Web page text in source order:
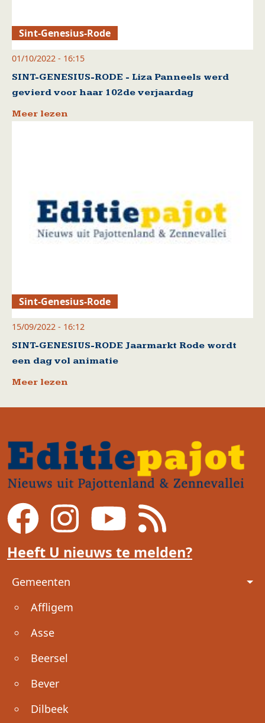
Sint-Genesius-Rode
01/10/2022 - 16:15
SINT-GENESIUS-RODE - Liza Panneels werd
gevierd voor haar 102de verjaardag
Meer lezen
Sint-Genesius-Rode
15/09/2022 - 16:12
SINT-GENESIUS-RODE Jaarmarkt Rode wordt
een dag vol animatie
Meer lezen
Heeft U nieuws te melden?
Voet
Gemeenten
Affligem
Asse
Beersel
Bever
Dilbeek